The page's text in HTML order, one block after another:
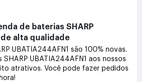
de baterias SHARP
de alta qualidade
UBATIA244AFN1 são 100% novas.
UBATIA244AFN1 aos nossos
atrativos. Você pode fazer pedidos